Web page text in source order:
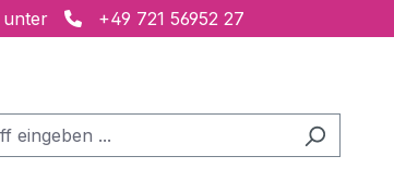
unter +49 721 56952 27